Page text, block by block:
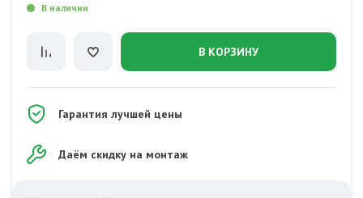
В наличии
В КОРЗИНУ
Гарантия лучшей цены
Даём скидку на монтаж